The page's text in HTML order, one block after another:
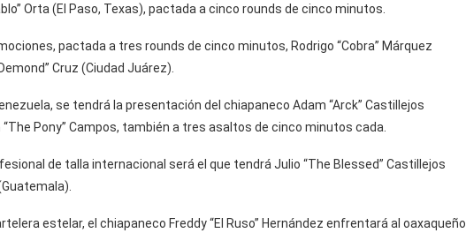
Orta (El Paso, Texas), pactada a cinco rounds de cinco minutos.
pactada a tres rounds de cinco minutos, Rodrigo “Cobra” Márquez
Cruz (Ciudad Juárez).
se tendrá la presentación del chiapaneco Adam “Arck” Castillejos
Pony” Campos, también a tres asaltos de cinco minutos cada.
de talla internacional será el que tendrá Julio “The Blessed” Castillejos
estelar, el chiapaneco Freddy “El Ruso” Hernández enfrentará al oaxaqueño